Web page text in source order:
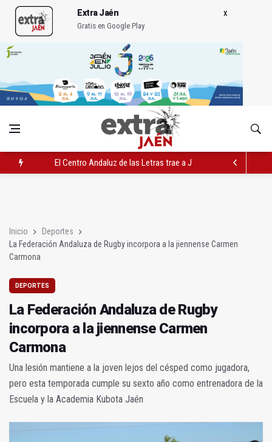
Extra Jaén
Gratis en Google Play
El Centro Andaluz de las Letras trae a Jaén al filósofo Omar
Inicio
Deportes
La Federación Andaluza de Rugby incorpora a la jiennense Carmen
Carmona
DEPORTES
La Federación Andaluza de Rugby
incorpora a la jiennense Carmen
Carmona
Una lesión mantiene a la joven lejos del césped como jugadora,
pero esta temporada cumple su sexto año como entrenadora de la
Escuela y la Academia Kubota Jaén